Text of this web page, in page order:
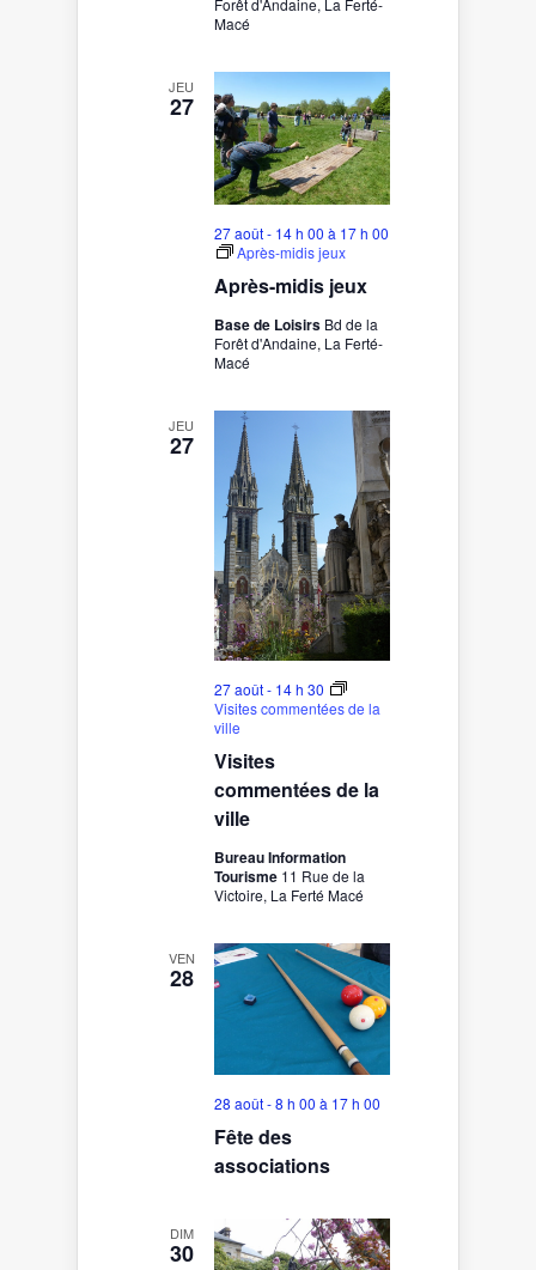
Forêt d'Andaine, La Ferté-
Macé
JEU
27
Après-midis jeux
27 août - 14 h 00 à 17 h 00
Après-midis jeux
Base de Loisirs Bd de la
Forêt d'Andaine, La Ferté-
Macé
JEU
27
Visites
commentées de la
ville
27 août - 14 h 30
Visites commentées de la
ville
Bureau Information
Tourisme 11 Rue de la
Victoire, La Ferté Macé
VEN
28
Fête des
associations
28 août - 8 h 00 à 17 h 00
DIM
30